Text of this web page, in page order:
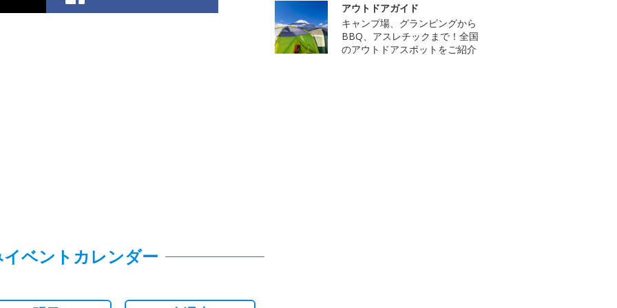
ベントカレンダー
アウトドアガイド
キャンプ場、グランピングから
BBQ、アスレチックまで！全国
のアウトドアスポットをご紹介